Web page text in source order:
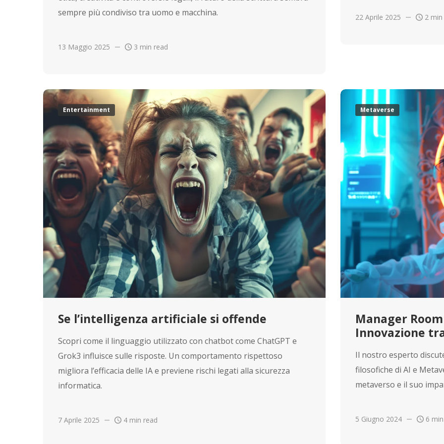
sempre più condiviso tra uomo e macchina.
13 Maggio 2025 3 min read
22 Aprile 2025 2
Entertainment
Se l’intelligenza artificiale si offende
Scopri come il linguaggio utilizzato con chatbot come ChatGPT e
Grok3 influisce sulle risposte. Un comportamento rispettoso
migliora l’efficacia delle IA e previene rischi legati alla sicurezza
informatica.
7 Aprile 2025 4 min read
Metaverse
Manager Room
Innovazione
Il nostro esperto
filosofiche di AI e
metaverso e il suo
5 Giugno 2024 6